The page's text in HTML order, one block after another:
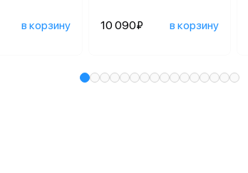
в корзину 10 090₽ в корзину